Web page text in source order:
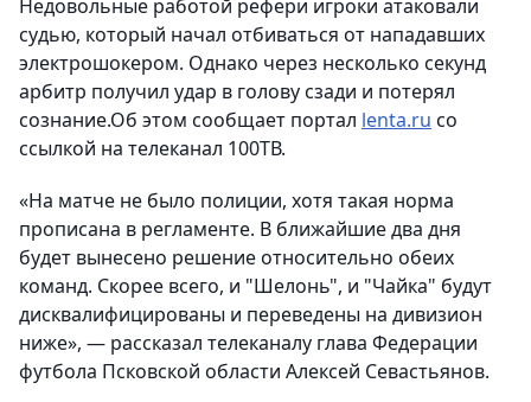
Недовольные работой рефери игроки атаковали
судью, который начал отбиваться от нападавших
электрошокером. Однако через несколько секунд
арбитр получил удар в голову сзади и потерял
сознание.Об этом сообщает портал lenta.ru со
ссылкой на телеканал 100ТВ.
«На матче не было полиции, хотя такая норма
прописана в регламенте. В ближайшие два дня
будет вынесено решение относительно обеих
команд. Скорее всего, и "Шелонь", и "Чайка" будут
дисквалифицированы и переведены на дивизион
ниже», — рассказал телеканалу глава Федерации
футбола Псковской области Алексей Севастьянов.